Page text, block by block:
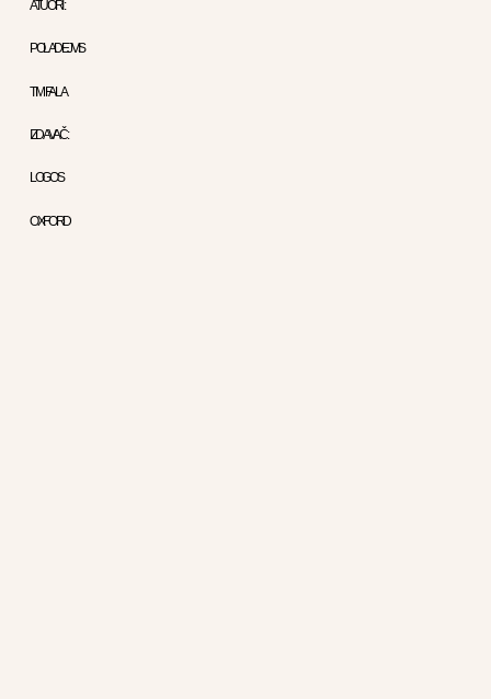
ATUORI :
POL A DEJVIS
TIM FALA
IZDAVAČ :
LOGOS
OXFORD